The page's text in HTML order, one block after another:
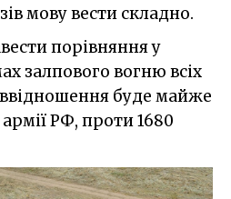
мову вести складно.
порівняння у
залпового вогню всіх
буде майже
РФ, проти 1680